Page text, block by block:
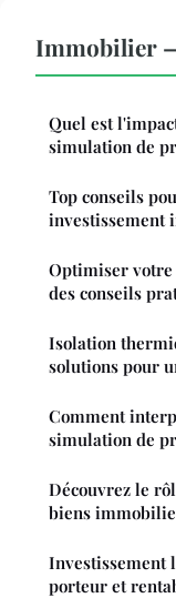
Immobilier
Quel est
simulation de
Top conseils
investissement
Optimiser
des conseils
Isolation
solutions pour
Comment
simulation de
Découvrez le
biens
Investissement
porteur et